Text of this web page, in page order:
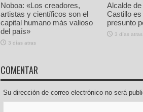
Noboa: «Los creadores,
artistas y científicos son el
capital humano más valioso
del país»
3 días atras
Alcalde
Castillo
presunto
3 días atras
COMENTAR
Su dirección de correo electrónico no será